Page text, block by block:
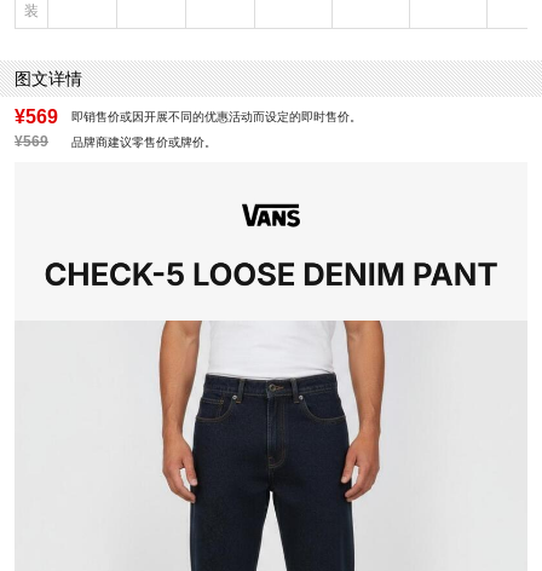
装
图文详情
¥569 即销售价或因开展不同的优惠活动而设定的即时售价。
¥569 品牌商建议零售价或牌价。